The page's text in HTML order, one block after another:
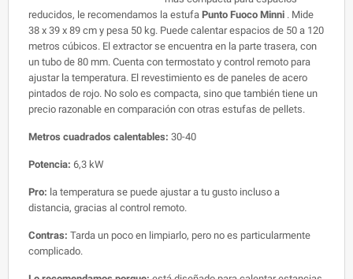
reducidos, le recomendamos la estufa Punto Fuoco Minni . Mide
38 x 39 x 89 cm y pesa 50 kg. Puede calentar espacios de 50 a 120
metros cúbicos. El extractor se encuentra en la parte trasera, con
un tubo de 80 mm. Cuenta con termostato y control remoto para
ajustar la temperatura. El revestimiento es de paneles de acero
pintados de rojo. No solo es compacta, sino que también tiene un
precio razonable en comparación con otras estufas de pellets.
Metros cuadrados calentables: 30-40
Potencia: 6,3 kW
Pro: la temperatura se puede ajustar a tu gusto incluso a
distancia, gracias al control remoto.
Contras: Tarda un poco en limpiarlo, pero no es particularmente
complicado.